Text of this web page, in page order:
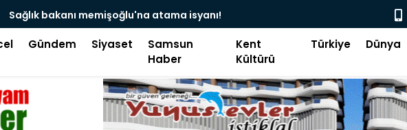
Sağlık bakanı memişoğlu'na atama isyanı!
Hacı
tekme!
Gündem Siyaset
Samsun
Haber
Kent
Kültürü
Türkiye Dünya